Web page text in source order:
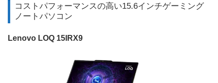
コストパフォーマンスの高い15.6インチゲーミング
ノートパソコン
Lenovo LOQ 15IRX9